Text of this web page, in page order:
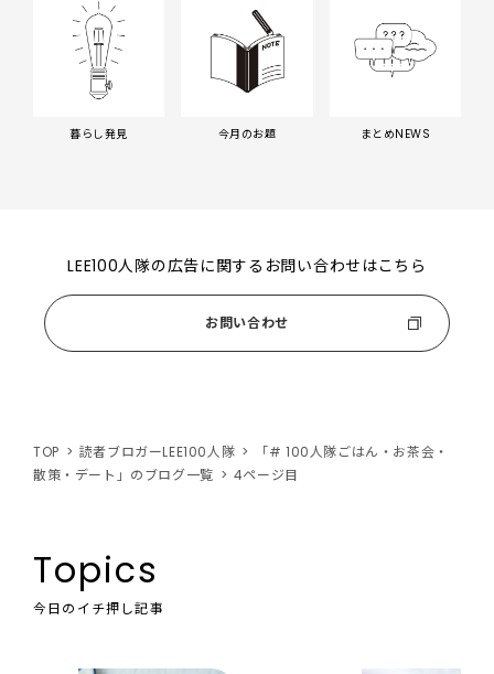
暮らし発見 今月のお題 まとめNEWS
LEE100人隊の広告に関するお問い合わせはこちら
お問い合わせ
TOP 読者ブロガーLEE100人隊
「# 100人隊ごはん・お茶会・
散策・デート」のブログ一覧
4ページ目
Topics
今日のイチ押し記事